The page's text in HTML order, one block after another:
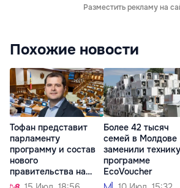
Разместить рекламу на
Похожие новости
Тофан представит
парламенту
программу и состав
нового
правительства на
будущей неделе
Более 42 тысяч
семей в Молдове
заменили
программе
EcoVoucher